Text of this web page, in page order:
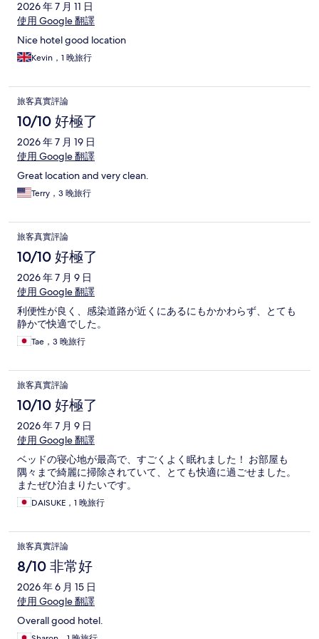
2026 年 7 月 11 日
使用 Google 翻譯
Nice hotel good location
Kevin，1 晚旅行
旅客真實評論
10/10 好極了
2026 年 7 月 19 日
使用 Google 翻譯
Great location and very clean.
Terry，3 晚旅行
旅客真實評論
10/10 好極了
2026 年 7 月 9 日
使用 Google 翻譯
利便性が良く、感染道路が近くにあるにもかかわらず、とても
静かで快適でした。
Tae，3 晚旅行
旅客真實評論
10/10 好極了
2026 年 7 月 9 日
使用 Google 翻譯
ベッドの寝心地が最高で、すごくよく眠れました！ お部屋も
隅々まで綺麗に掃除されていて、とても快適に過ごせました。
またぜひ泊まりたいです。
DAISUKE，1 晚旅行
旅客真實評論
8/10 非常好
2026 年 6 月 15 日
使用 Google 翻譯
Overall good hotel.